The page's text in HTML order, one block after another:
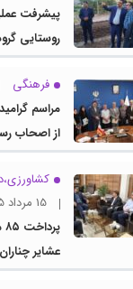
پیشرفت
روستایی
و اعتبارات
فرهنگی
مراسم
از اصحاب
15 مرداد 1405
عشایر چناران